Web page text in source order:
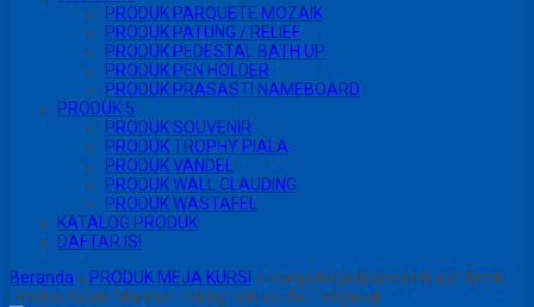
PRODUK PARQUETE MOZAIK
PRODUK PATUNG / RELIEF
PRODUK PEDESTAL BATH UP
PRODUK PEN HOLDER
PRODUK PRASASTI NAMEBOARD
PRODUK 5
PRODUK SOUVENIR
PRODUK TROPHY PIALA
PRODUK VANDEL
PRODUK WALL CLAUDING
PRODUK WASTAFEL
KATALOG PRODUK
DAFTAR ISI
Beranda » PRODUK MEJA KURSI » Harga Meja Marmer Bulat Antik
Produk Basta Marmer Paling Di Buru Ibu Penjabat